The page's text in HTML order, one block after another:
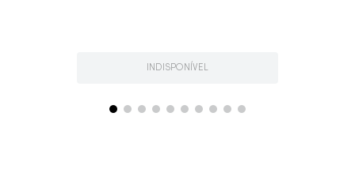
INDISPONÍVEL